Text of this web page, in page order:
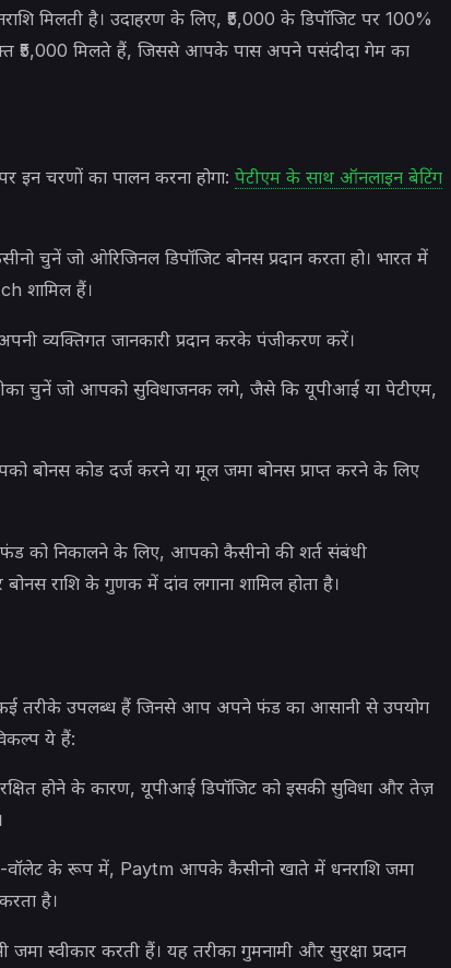
मिलती है। उदाहरण के लिए, ₹5,000 के डिपॉजिट पर 100%
₹5,000 मिलते हैं, जिससे आपके पास अपने पसंदीदा गेम का
चरणों का पालन करना होगा: पेटीएम के साथ ऑनलाइन बेटिंग
चुनें जो ओरिजिनल डिपॉजिट बोनस प्रदान करता हो। भारत में
शामिल हैं।
व्यक्तिगत जानकारी प्रदान करके पंजीकरण करें।
चुनें जो आपको सुविधाजनक लगे, जैसे कि यूपीआई या पेटीएम,
बोनस कोड दर्ज करने या मूल जमा बोनस प्राप्त करने के लिए
को निकालने के लिए, आपको कैसीनो की शर्त संबंधी
राशि के गुणक में दांव लगाना शामिल होता है।
तरीके उपलब्ध हैं जिनसे आप अपने फंड का आसानी से उपयोग
ये हैं:
होने के कारण, यूपीआई डिपॉजिट को इसकी सुविधा और तेज़
वॉलेट के रूप में, Paytm आपके कैसीनो खाते में धनराशि जमा
है।
जमा स्वीकार करती हैं। यह तरीका गुमनामी और सुरक्षा प्रदान